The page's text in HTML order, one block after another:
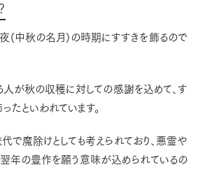
(中秋の名月)の時期にすすきを飾るので
が秋の収穫に対しての感謝を込めて、す
たといわれています。
で魔除けとしても考えられており、悪霊や
年の豊作を願う意味が込められているの